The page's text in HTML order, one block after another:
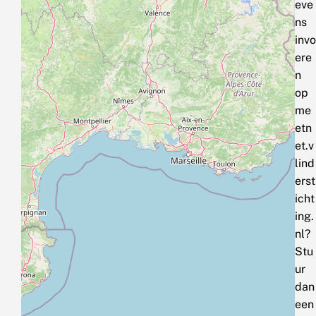
eve
ns
invo
ere
n
op
me
etn
et.v
lind
erst
icht
ing.
nl?
Stu
ur
dan
een